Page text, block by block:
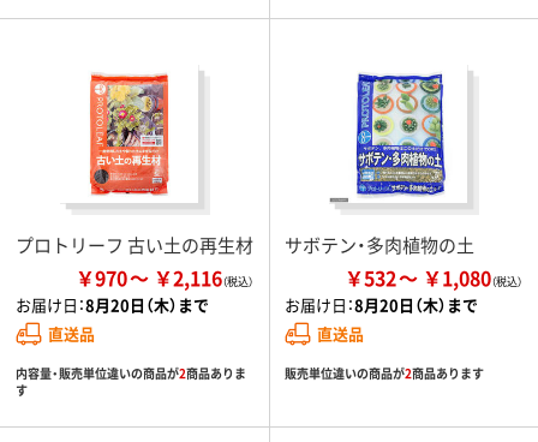
プロトリーフ 古い土の再生材
￥970 ￥2,116
お届け日：8月20日（木）まで
直送品
内容量・販売単位違いの商品が2商品ありま
す
サボテン・多肉植物の土
￥532 ￥1,080
お届け日：8月20日（木）まで
直送品
販売単位違いの商品が2商品あります